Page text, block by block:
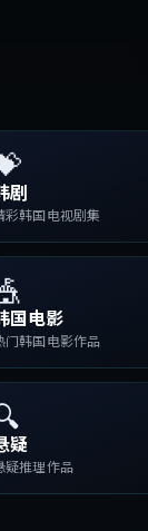
剧
彩韩国电视剧集
国电影
门韩国电影作品
疑
疑推理作品